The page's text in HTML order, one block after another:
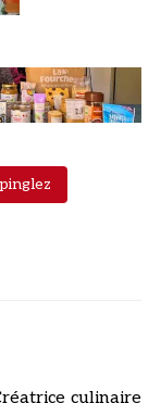
culinaire